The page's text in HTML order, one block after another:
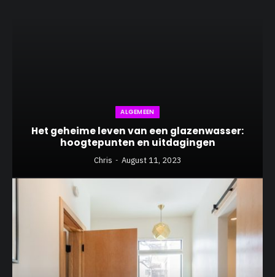
ALGEMEEN
Het geheime leven van een glazenwasser:
hoogtepunten en uitdagingen
Chris August 11, 2023